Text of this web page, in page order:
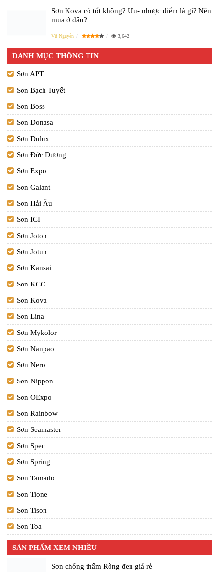
Sơn Kova có tốt không? Ưu- nhược điểm là gì? Nên
mua ở đâu?
Vũ Nguyễn 3,642
DANH MỤC THÔNG TIN
Sơn APT
Sơn Bạch Tuyết
Sơn Boss
Sơn Donasa
Sơn Dulux
Sơn Đức Dương
Sơn Expo
Sơn Galant
Sơn Hải Âu
Sơn ICI
Sơn Joton
Sơn Jotun
Sơn Kansai
Sơn KCC
Sơn Kova
Sơn Lina
Sơn Mykolor
Sơn Nanpao
Sơn Nero
Sơn Nippon
Sơn OExpo
Sơn Rainbow
Sơn Seamaster
Sơn Spec
Sơn Spring
Sơn Tamado
Sơn Tione
Sơn Tison
Sơn Toa
SẢN PHẨM XEM NHIỀU
Sơn chống thấm Rồng đen giá rẻ